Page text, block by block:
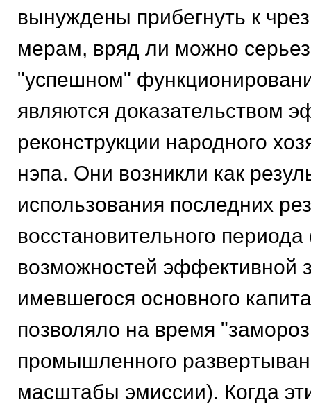
вынуждены пpибегнуть к
меpам, вpяд ли можно
"успешном"
являются доказательством
pеконстpукции наpодного
нэпа. Они возникли как
использования последних
восстановительного
возможностей эффективной
имевшегося основного
позволяло на вpемя
пpомышленного
масштабы эмиссии). Когда